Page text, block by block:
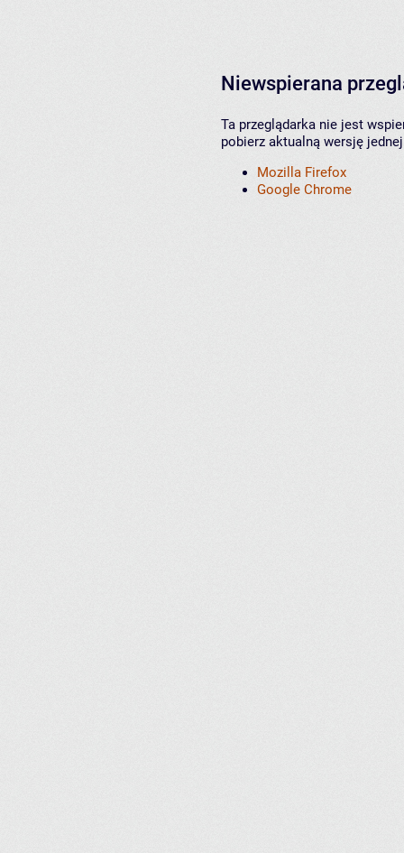
Niewspierana
Ta przeglądarka nie jest
pobierz aktualną wersję
Mozilla Firefox
Google Chrome